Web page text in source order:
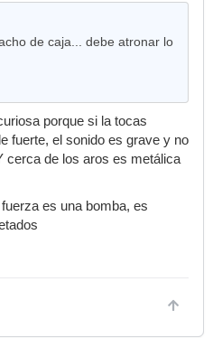
de caja... debe atronar lo
porque si la tocas
fuerte, el sonido es grave y no
cerca de los aros es metálica
es una bomba, es